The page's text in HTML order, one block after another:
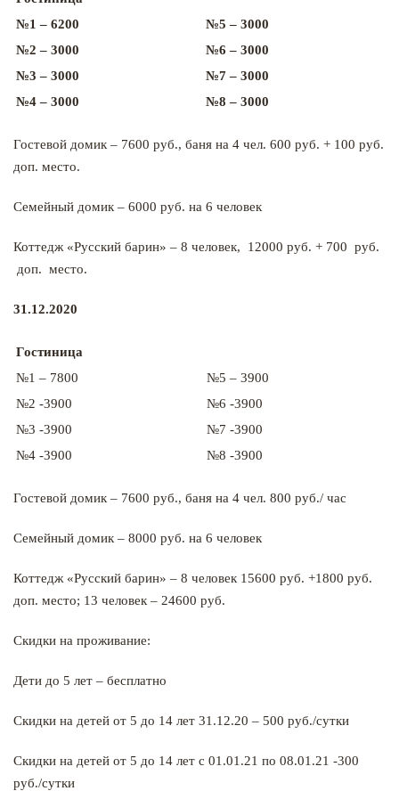
№1 – 6200
№5 – 3000
№2 – 3000
№6 – 3000
№3 – 3000
№7 – 3000
№4 – 3000
№8 – 3000
Гостевой домик – 7600 руб., баня на 4 чел. 600 руб. + 100 руб.
доп. место.
Семейный домик – 6000 руб. на 6 человек
Коттедж «Русский барин» – 8 человек, 12000 руб. + 700 руб.
доп. место.
31.12.2020
Гостиница
№1 – 7800
№5 – 3900
№2 -3900
№6 -3900
№3 -3900
№7 -3900
№4 -3900
№8 -3900
Гостевой домик – 7600 руб., баня на 4 чел. 800 руб./ час
Семейный домик – 8000 руб. на 6 человек
Коттедж «Русский барин» – 8 человек 15600 руб. +1800 руб.
доп. место; 13 человек – 24600 руб.
Скидки на проживание:
Дети до 5 лет – бесплатно
Скидки на детей от 5 до 14 лет 31.12.20 – 500 руб./сутки
Скидки на детей от 5 до 14 лет с 01.01.21 по 08.01.21 -300
руб./сутки